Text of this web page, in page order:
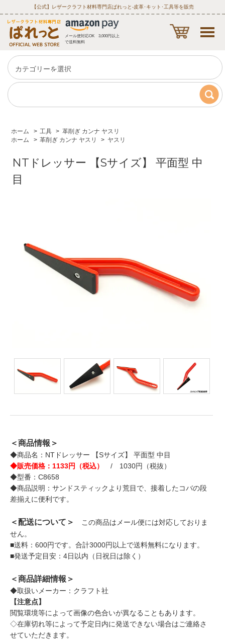
【公式】レザークラフト材料専門店ぱれっと‐皮革･キット･工具等を販売
メール便対応OK 3,000円以上
で送料無料
ホーム > 工具 > 革削ぎ カンナ ヤスリ
ホーム
> 革削ぎ カンナ ヤスリ > ヤスリ
NTドレッサー 【Sサイズ】 平面型 中
目
＜商品情報＞
◆商品名：NTドレッサー 【Sサイズ】 平面型 中目
◆販売価格：1133円（税込）
/ 1030円（税抜）
◆型番：C8658
◆商品説明：サンドスティックより荒目で、接着したコバの段
差揃えに便利です。
＜配送について＞
この商品はメール便には対応しておりま
せん。
■送料：600円です。合計3000円以上で送料無料になります。
■発送予定目安：4日以内（日祝日は除く）
＜商品詳細情報＞
◆取扱いメーカー：クラフト社
【注意点】
閲覧環境等によって画像の色合いが異なることもあります。
◇在庫切れ等によって予定日内に発送できない場合はご連絡さ
せていただきます。